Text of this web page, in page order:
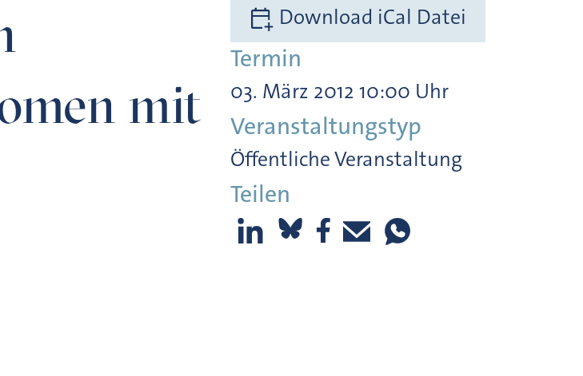
mit
Download iCal Datei
Termin
03. März 2012 10:00 Uhr
Veranstaltungstyp
Öffentliche Veranstaltung
Teilen